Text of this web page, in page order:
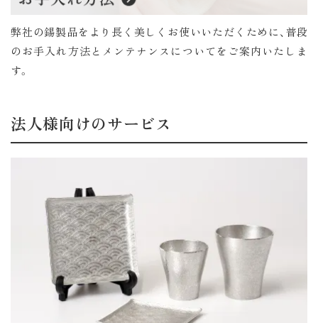
弊社の錫製品をより長く美しくお使いいただくために、普段
のお手入れ方法とメンテナンスについてをご案内いたしま
す。
法人様向けのサービス